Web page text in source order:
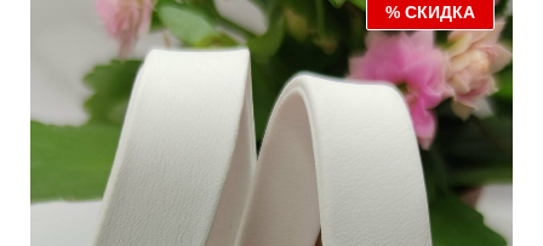
% СКИДКА